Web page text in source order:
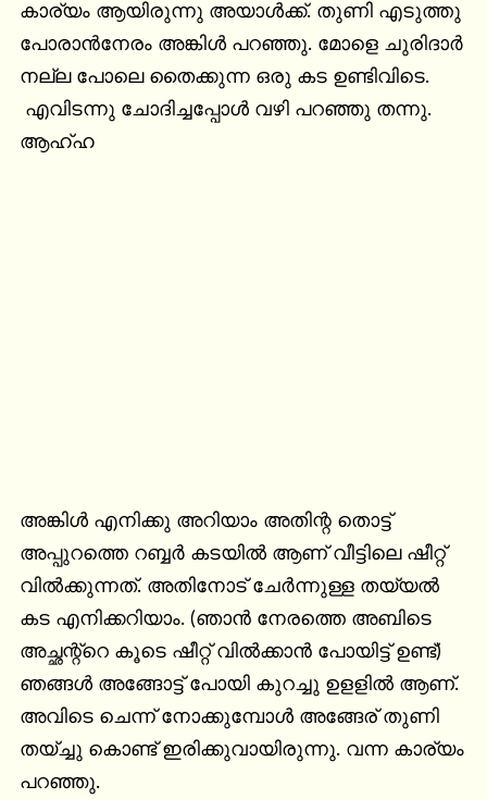
കാര്യം ആയിരുന്നു അയാൾക്ക്‌. തുണി എടുത്തു
പോരാൻനേരം അങ്കിൾ പറഞ്ഞു. മോളെ ചുരിദാർ
നല്ല പോലെ തൈക്കുന്ന ഒരു കട ഉണ്ടിവിടെ.
ആഹ്ഹ
അങ്കിൾ എനിക്കു അറിയാം അതിന്റ തൊട്ട്
അപ്പുറത്തെ റബ്ബർ കടയിൽ ആണ് വീട്ടിലെ ഷീറ്റ്
വിൽക്കുന്നത്. അതിനോട് ചേർന്നുള്ള തയ്യൽ
കട എനിക്കറിയാം. (ഞാൻ നേരത്തെ അബിടെ
അച്ഛന്റ്റെ കൂടെ ഷീറ്റ് വിൽക്കാൻ പോയിട്ട് ഉണ്ട്)
ഞങ്ങൾ അങ്ങോട്ട്‌ പോയി കുറച്ചു ഉളളിൽ ആണ്.
അവിടെ ചെന്ന് നോക്കുമ്പോൾ അങ്ങേര് തുണി
തയ്ച്ചു കൊണ്ട് ഇരിക്കുവായിരുന്നു. വന്ന കാര്യം
പറഞ്ഞു.